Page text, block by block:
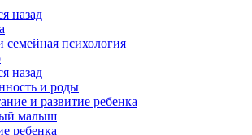
назад
семейная психология
назад
и роды
и развитие ребенка
малыш
ребенка